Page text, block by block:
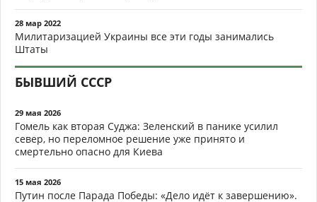
28 мар 2022
Милитаризацией Украины все эти годы занимались
Штаты
БЫВШИЙ СССР
29 мая 2026
Гомель как вторая Суджа: Зеленский в панике усилил
север, но переломное решение уже принято и
смертельно опасно для Киева
15 мая 2026
Путин после Парада Победы: «Дело идёт к завершению».